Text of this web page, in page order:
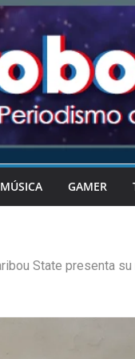
MÚSICA GAMER
State presenta su